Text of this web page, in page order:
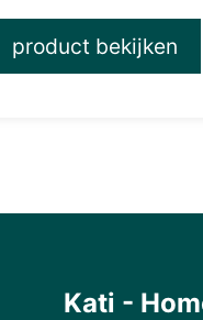
product bekijken
Kati -